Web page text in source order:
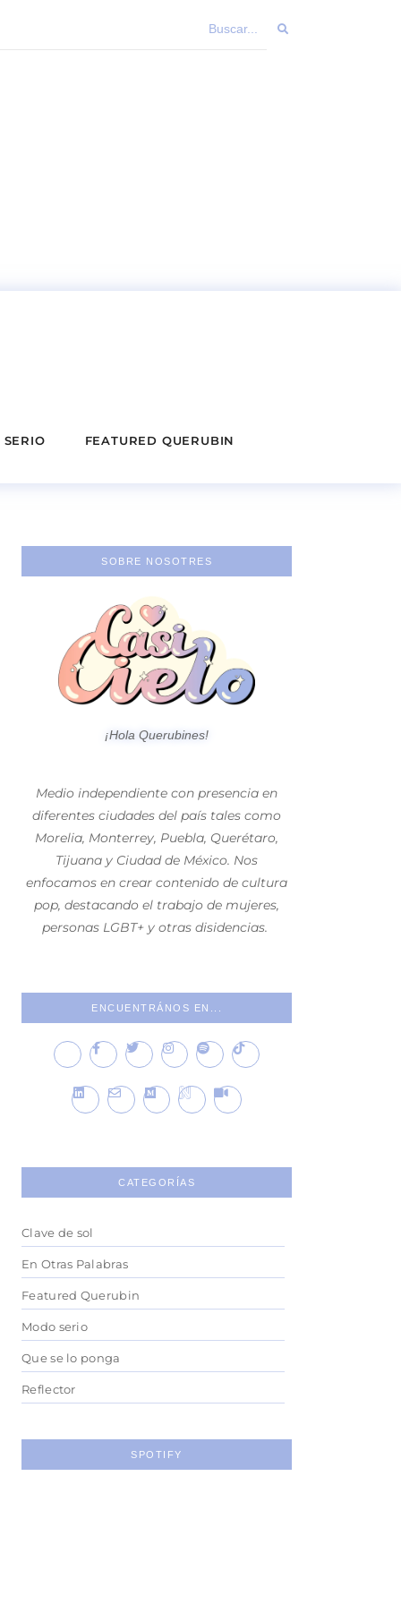
SERIO FEATURED QUERUBIN
SOBRE NOSOTRES
¡Hola Querubines!
Medio independiente con presencia en
diferentes ciudades del país tales como
Morelia, Monterrey, Puebla, Querétaro,
Tijuana y Ciudad de México. Nos
enfocamos en crear contenido de cultura
pop, destacando el trabajo de mujeres,
personas LGBT+ y otras disidencias.
ENCUENTRÁNOS EN...
CATEGORÍAS
Clave de sol
En Otras Palabras
Featured Querubin
Modo serio
Que se lo ponga
Reflector
SPOTIFY